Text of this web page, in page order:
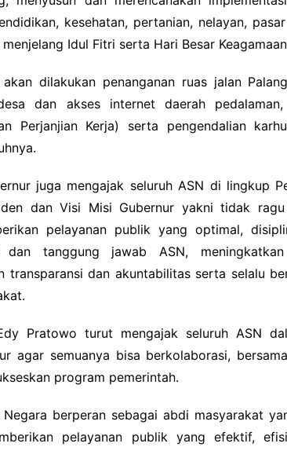
kesehatan, pertanian, nelayan,
Idul Fitri serta Hari Besar
dilakukan penanganan ruas jalan
dan akses internet daerah pedalaman,
Perjanjian Kerja) serta pengendalian
juga mengajak seluruh ASN di lingkup
dan Visi Misi Gubernur yakni tidak
pelayanan publik yang optimal,
dan tanggung jawab ASN,
transparansi dan akuntabilitas serta selalu
Pratowo turut mengajak seluruh ASN
agar semuanya bisa berkolaborasi,
program pemerintah.
Negara berperan sebagai abdi masyarakat
pelayanan publik yang efektif,